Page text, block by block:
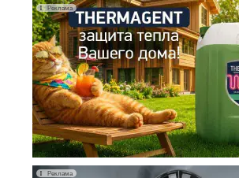
Гибридный
с одним общим
Исследователи
конструкцию
ВЧЕРА
21-й ежегодный
«ЦОД-2026»
Мероприятие пройдет 2-3
отеле Radisson
посетит более двух тысяч
ВЧЕРА
Реклама
Реклама